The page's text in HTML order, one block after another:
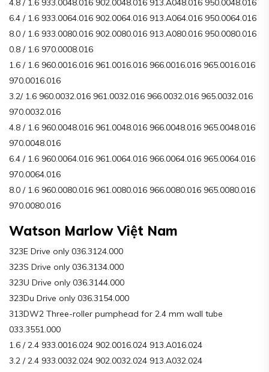
4.8 / 1.6 933.0048.016 902.0048.016 913.A048.016 950.0048.016
6.4 / 1.6 933.0064.016 902.0064.016 913.A064.016 950.0064.016
8.0 / 1.6 933.0080.016 902.0080.016 913.A080.016 950.0080.016
0.8 / 1.6 970.0008.016
1.6 / 1.6 960.0016.016 961.0016.016 966.0016.016 965.0016.016
970.0016.016
3.2/ 1.6 960.0032.016 961.0032.016 966.0032.016 965.0032.016
970.0032.016
4.8 / 1.6 960.0048.016 961.0048.016 966.0048.016 965.0048.016
970.0048.016
6.4 / 1.6 960.0064.016 961.0064.016 966.0064.016 965.0064.016
970.0064.016
8.0 / 1.6 960.0080.016 961.0080.016 966.0080.016 965.0080.016
970.0080.016
Watson Marlow Việt Nam
323E Drive only 036.3124.000
323S Drive only 036.3134.000
323U Drive only 036.3144.000
323Du Drive only 036.3154.000
313DW2 Three-roller pumphead for 2.4 mm wall tube
033.3551.000
1.6 / 2.4 933.0016.024 902.0016.024 913.A016.024
3.2 / 2.4 933.0032.024 902.0032.024 913.A032.024